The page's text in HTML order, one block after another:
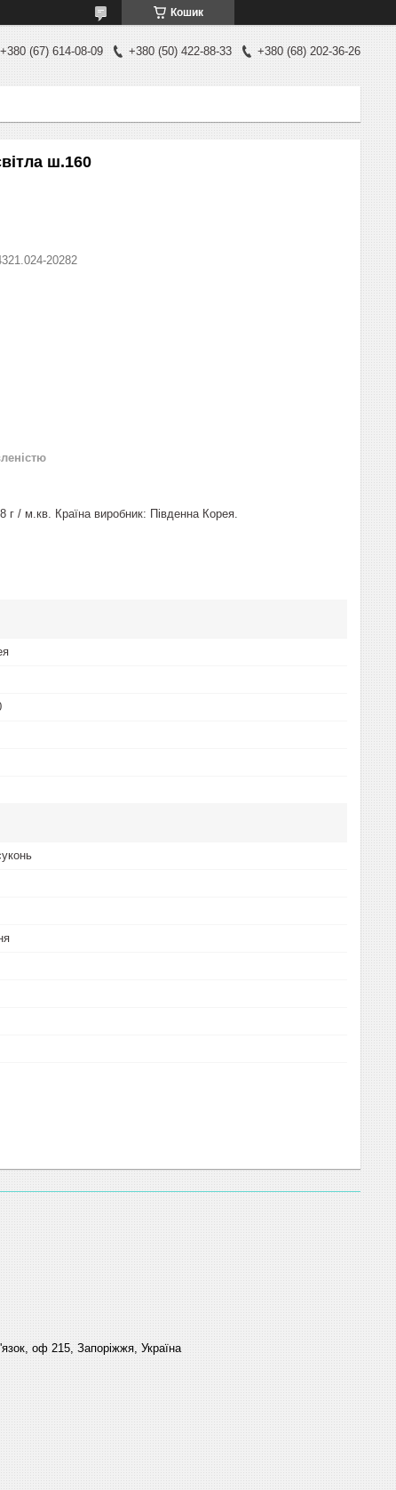
Кошик
+380 (67) 614-08-09 +380 (50) 422-88-33 +380 (68) 202-36-26
ш.160
20282
г / м.кв. Країна виробник: Південна Корея.
оф 215, Запоріжжя, Україна